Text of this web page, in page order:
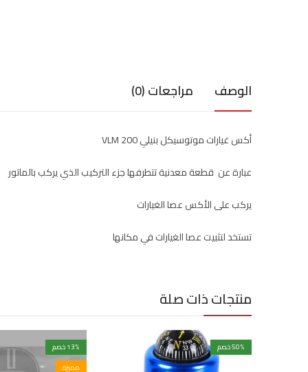
الوصف مراجعات (0)
أكس غيارات موتوسيكل بنيلي VLM 200
عبارة عن قطعة معدنية تتطرفها جزء التركيب الذي يركب بالماتور
يركب على الأكس عصا الغيارات
تستخد لتثبيت عصا الغيارات في مكانها
منتجات ذات صلة
50% خصم 13% خصم
مميزة